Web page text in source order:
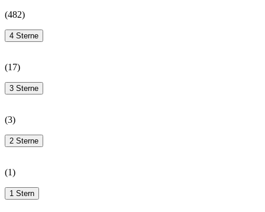
(482)
4 Sterne
(17)
3 Sterne
(3)
2 Sterne
(1)
1 Stern